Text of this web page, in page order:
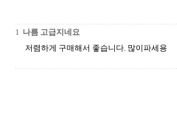
1 나름 고급지네요
저렴하게 구매해서 좋습니다. 많이파세용